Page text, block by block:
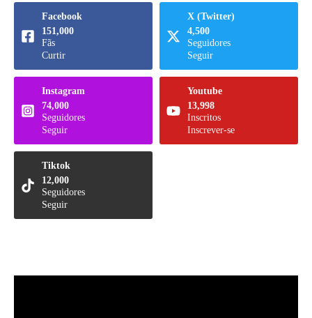
Facebook
151,000
Fãs
Curtir
X (Twitter)
4,500
Seguidores
Seguir
Instagram
74,000
Seguidores
Seguir
Youtube
13,998
Inscritos
Inscrever-se
Tiktok
12,000
Seguidores
Seguir